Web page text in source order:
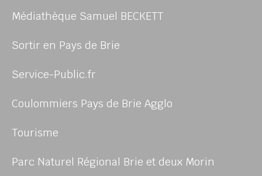
Médiathèque Samuel BECKETT
Sortir en Pays de Brie
Service-Public.fr
Coulommiers Pays de Brie Agglo
Tourisme
Parc Naturel Régional Brie et deux Morin